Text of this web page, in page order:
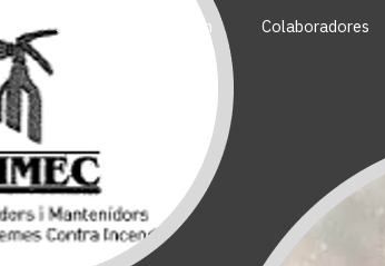
Servicios y formación Colaboradores